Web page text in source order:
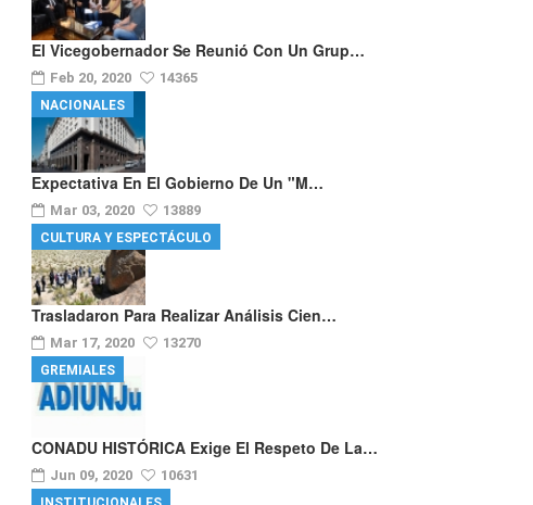
El Vicegobernador Se Reunió Con Un Grup…
Feb 20, 2020 14365
Expectativa En El Gobierno De Un "m…
Mar 03, 2020 13889
NACIONALES
Trasladaron Para Realizar Análisis Cien…
Mar 17, 2020 13270
CULTURA Y ESPECTÁCULO
CONADU HISTÓRICA Exige El Respeto De La…
Jun 09, 2020 10631
GREMIALES